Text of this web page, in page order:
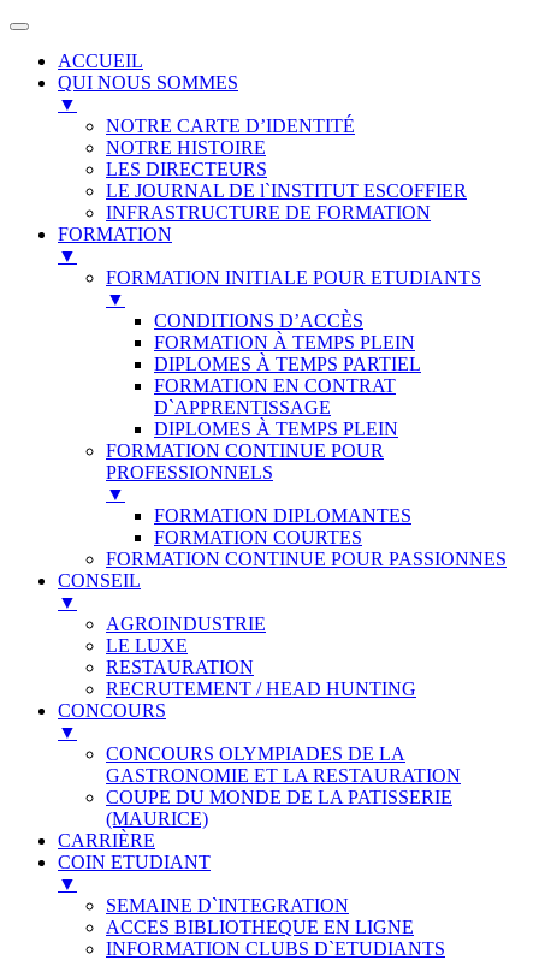
ACCUEIL
QUI NOUS SOMMES
▼
NOTRE CARTE D’IDENTITÉ
NOTRE HISTOIRE
LES DIRECTEURS
LE JOURNAL DE l`INSTITUT ESCOFFIER
INFRASTRUCTURE DE FORMATION
FORMATION
▼
FORMATION INITIALE POUR ETUDIANTS
▼
CONDITIONS D’ACCÈS
FORMATION À TEMPS PLEIN
DIPLOMES À TEMPS PARTIEL
FORMATION EN CONTRAT
D`APPRENTISSAGE
DIPLOMES À TEMPS PLEIN
FORMATION CONTINUE POUR
PROFESSIONNELS
▼
FORMATION DIPLOMANTES
FORMATION COURTES
FORMATION CONTINUE POUR PASSIONNES
CONSEIL
▼
AGROINDUSTRIE
LE LUXE
RESTAURATION
RECRUTEMENT / HEAD HUNTING
CONCOURS
▼
CONCOURS OLYMPIADES DE LA
GASTRONOMIE ET LA RESTAURATION
COUPE DU MONDE DE LA PATISSERIE
(MAURICE)
CARRIÈRE
COIN ETUDIANT
▼
SEMAINE D`INTEGRATION
ACCES BIBLIOTHEQUE EN LIGNE
INFORMATION CLUBS D`ETUDIANTS